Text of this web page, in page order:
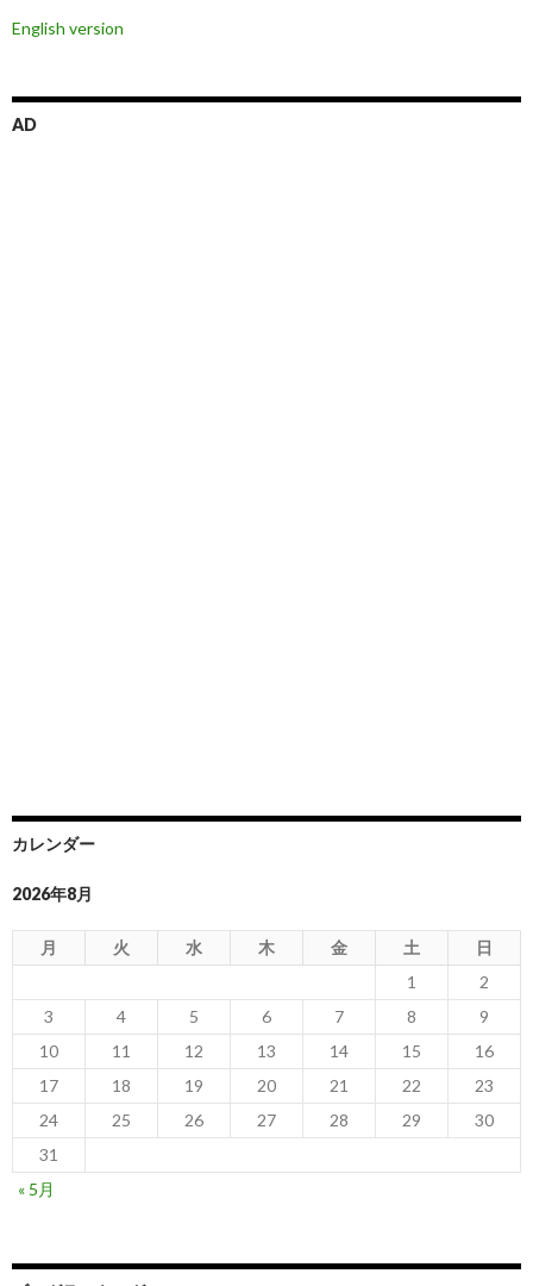
English version
AD
カレンダー
2026年8月
月 火 水 木 金 土
日
1
2
3
4 5 6 7 8
9
10
11 12 13 14 15
16
17
18 19 20 21 22
23
24
25 26 27 28 29
30
31
« 5月